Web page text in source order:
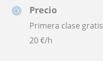
Precio
Primera clase gratis
20€/h